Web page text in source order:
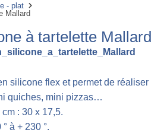
- plat
Mallard
à tartelette Mallard
silicone flex et permet de réaliser
quiches, mini pizzas…
: 30 x 17,5.
à + 230 °.